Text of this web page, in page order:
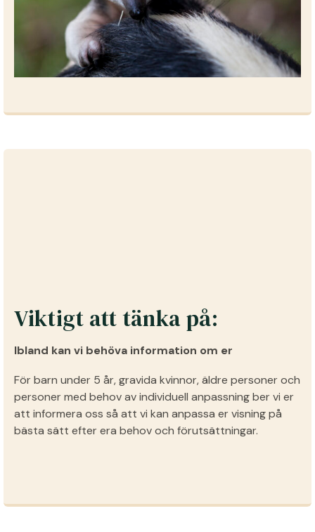
Viktigt att tänka på:
Ibland kan vi behöva information om er
För barn under 5 år, gravida kvinnor, äldre personer och
personer med behov av individuell anpassning ber vi er
att informera oss så att vi kan anpassa er visning på
bästa sätt efter era behov och förutsättningar.